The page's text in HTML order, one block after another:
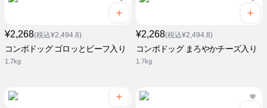
¥2,268(税込¥2,494.8)
コンボドッグ ゴロッとビーフ入り
1.7kg
¥2,268(税込¥2,494.8)
コンボドッグ まろやかチーズ入り
1.7kg